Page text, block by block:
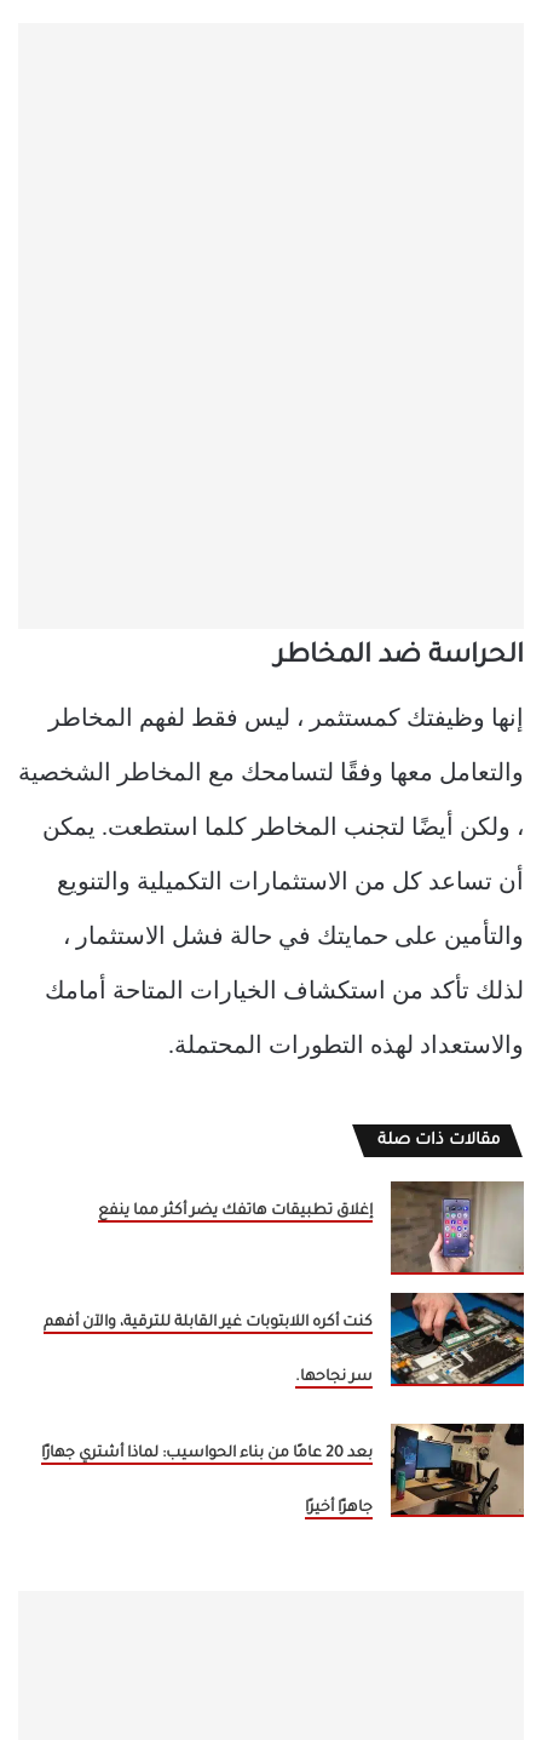
الحراسة ضد المخاطر
إنها وظيفتك كمستثمر ، ليس فقط لفهم المخاطر
والتعامل معها وفقًا لتسامحك مع المخاطر الشخصية
، ولكن أيضًا لتجنب المخاطر كلما استطعت. يمكن
أن تساعد كل من الاستثمارات التكميلية والتنويع
والتأمين على حمايتك في حالة فشل الاستثمار ،
لذلك تأكد من استكشاف الخيارات المتاحة أمامك
والاستعداد لهذه التطورات المحتملة.
مقالات ذات صلة
إغلاق تطبيقات هاتفك يضر أكثر مما ينفع
كنت أكره اللابتوبات غير القابلة للترقية، والآن أفهم
سر نجاحها.
بعد 20 عامًا من بناء الحواسيب: لماذا أشتري جهازًا
جاهزًا أخيرًا